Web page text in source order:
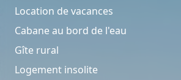
Location de vacances
Cabane au bord de l'eau
Gîte rural
Logement insolite